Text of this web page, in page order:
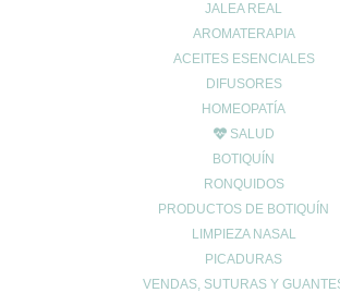
JALEA REAL
AROMATERAPIA
ACEITES ESENCIALES
DIFUSORES
HOMEOPATÍA
SALUD
BOTIQUÍN
RONQUIDOS
PRODUCTOS DE BOTIQUÍN
LIMPIEZA NASAL
PICADURAS
VENDAS, SUTURAS Y